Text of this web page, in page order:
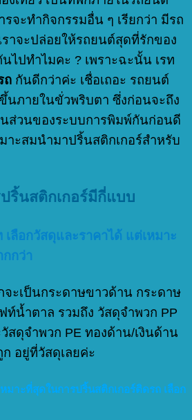
จะทำกิจกรรมอื่น ๆ เรียกว่า มีรถ
าจะปล่อยให้รถยนต์สุดที่รักของ
ไปทำไมคะ ? เพราะฉะนั้น เรท
ถ กันดีกว่าค่ะ เชื่อเถอะ รถยนต์
นภายในขั่วพริบตา ซึ่งก่อนจะถึง
ส่วนของระบบการพิมพ์กันก่อนดี
าะสมนำมาปริ้นสติกเกอร์สำหรับ
ริ้นสติกเกอร์มีกี่แบบ
ลือกวัสดุและราคาได้ แต่เหมาะ
กว่า
ะเป็นกระดาษขาวด้าน กระดาษ
น้ำตาล รวมถึง วัสดุจำพวก PP
สดุจำพวก PE ทองด้าน/เงินด้าน
อยู่ที่วัสดุเลยค่ะ
มาะที่สุดในการปริ้นสติกเกอร์ติดรถ เลือก